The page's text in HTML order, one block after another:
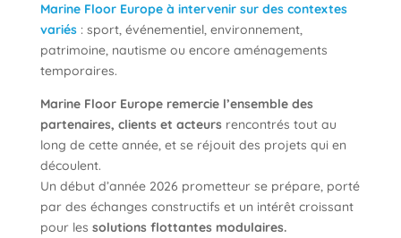
Marine Floor Europe à intervenir sur des contextes
variés: sport, événementiel, environnement,
patrimoine, nautisme ou encore aménagements
temporaires.
Marine Floor Europe remercie l’ensemble des
partenaires, clients et acteursrencontrés tout au
long de cette année, et se réjouit des projets qui en
découlent.
Un début d’année 2026 prometteur se prépare, porté
par des échanges constructifs et un intérêt croissant
pour les solutions flottantes modulaires.